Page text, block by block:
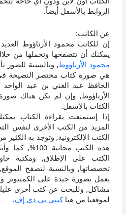
الروابط بالأسفل أيضاً.
عن الكاتب:
إن للكاتب محمود الأرناؤوط
يمكنك أن تتصفحها وتحملها من
محمود الأرناؤوط, وبالنسبة للصور
هي صورة كتاب مختصر النصيحة في
الحافظ عبد الغني بن عبد
الأرناؤوط, وإن لم تكن هناك
الكتاب بالأسفل.
إذا إستمتعت بقراءة الكتاب
المزيد من الكتب الأخرى لنفس
الكتب الإلكترونية, وتوجد به
هذه الكتب
الكتب على الإطلاق, ومكتبة
يعمل بصورة جيدة على الكمبيوتر
مشاكل, وللبحث عن كتب أخرى عليك
لموقعنا من هناكتبي بي دي إف.